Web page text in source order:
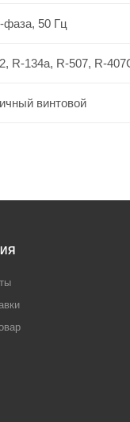
фаза, 50 Гц
R-134a, R-507, R-
винтовой